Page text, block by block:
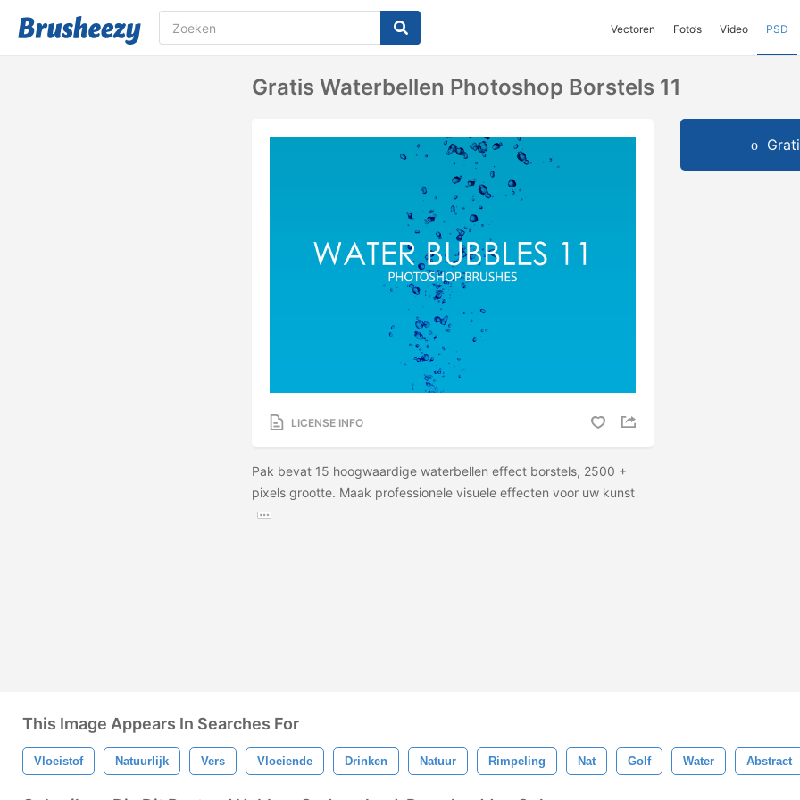
Vectoren Foto‘s Video PSD
Gratis Waterbellen Photoshop Borstels 11
LICENSE INFO
Pak bevat 15 hoogwaardige waterbellen effect borstels, 2500 +
pixels grootte. Maak professionele visuele effecten voor uw kunst
This Image Appears In Searches For
Vloeistof Natuurlijk Vers Vloeiende Drinken Natuur Rimpeling Nat Golf Water Abstract